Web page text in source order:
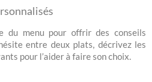
du menu pour offrir des conseils
entre deux plats, décrivez les
pour l’aider à faire son choix.